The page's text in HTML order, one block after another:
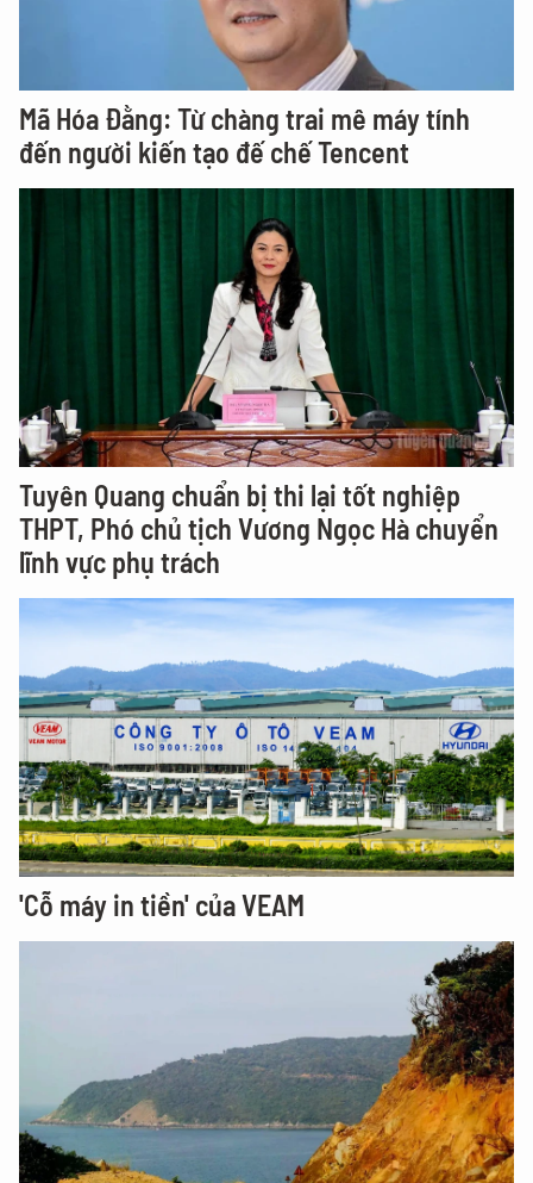
Mã Hóa Đằng: Từ chàng trai mê máy tính
đến người kiến tạo đế chế Tencent
Tuyên Quang chuẩn bị thi lại tốt nghiệp
THPT, Phó chủ tịch Vương Ngọc Hà chuyển
lĩnh vực phụ trách
'Cỗ máy in tiền' của VEAM